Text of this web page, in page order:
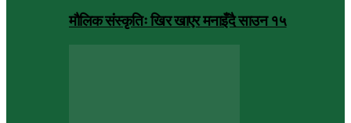
मौलिक संस्कृतिः खिर खाएर मनाइँदै साउन १५